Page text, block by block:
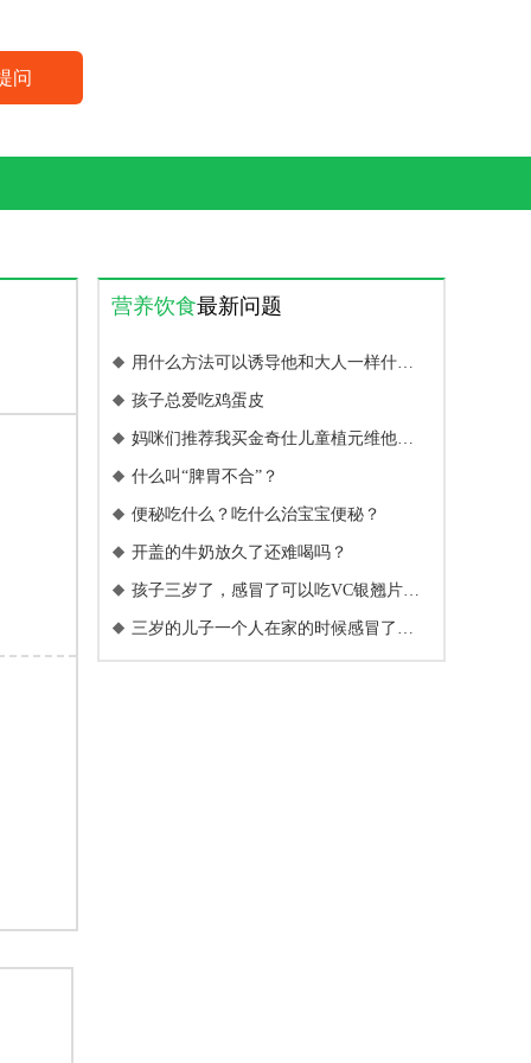
问
营养饮食最新问题
 用什么方法可以诱导他和大人一样什么
都吃呢？
 孩子总爱吃鸡蛋皮
 妈咪们推荐我买金奇仕儿童植元维他软
糖，不知道效果怎么样？
 什么叫“脾胃不合”？
 便秘吃什么？吃什么治宝宝便秘？
 开盖的牛奶放久了还难喝吗？
 孩子三岁了，感冒了可以吃VC银翘片
么？
 三岁的儿子一个人在家的时候感冒了，
一直打喷嚏，要吃药么？